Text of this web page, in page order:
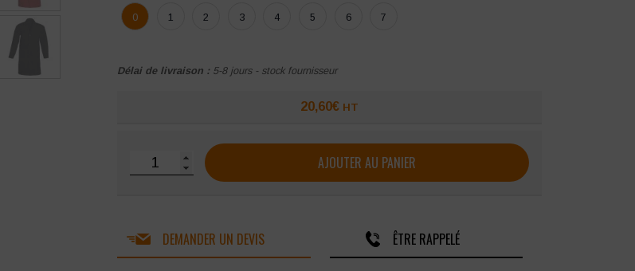
0 1 2 3 4 5 6 7
Délai de livraison : 5-8 jours - stock fournisseur
20,60€ HT
quantité de Blouse homme manches longues SNV Xavier
AJOUTER AU PANIER
DEMANDER UN DEVIS ÊTRE RAPPELÉ